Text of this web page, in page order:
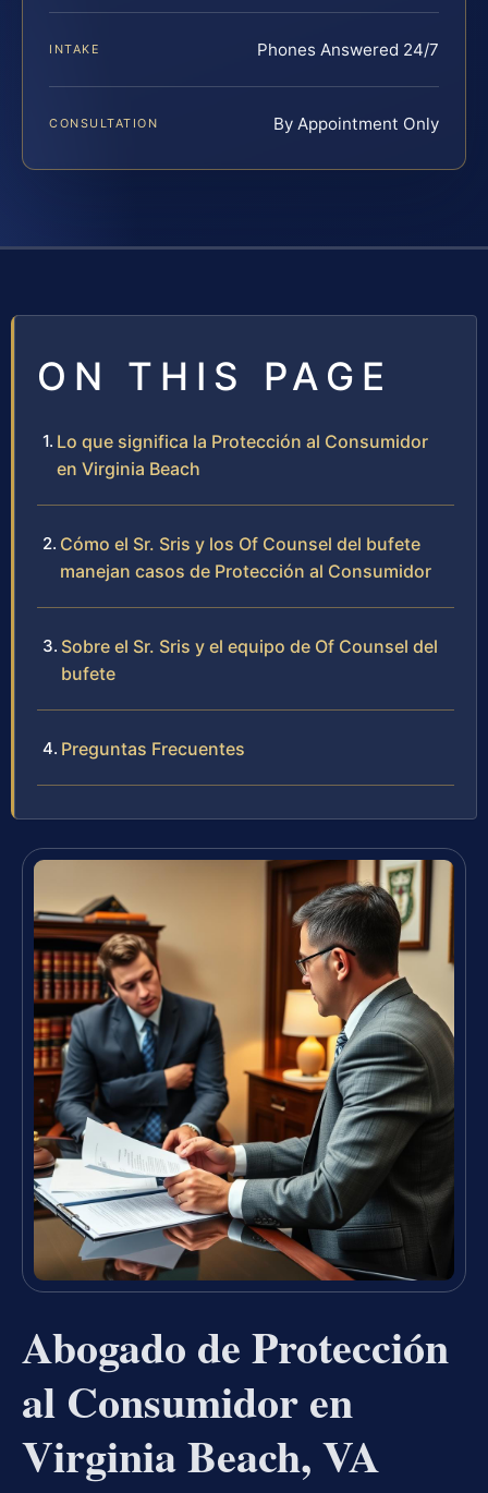
INTAKE Phones Answered 24/7
CONSULTATION By Appointment Only
ON THIS PAGE
Lo que significa la Protección al Consumidor
en Virginia Beach
Cómo el Sr. Sris y los Of Counsel del bufete
manejan casos de Protección al Consumidor
Sobre el Sr. Sris y el equipo de Of Counsel del
bufete
Preguntas Frecuentes
Abogado de Protección
al Consumidor en
Virginia Beach, VA